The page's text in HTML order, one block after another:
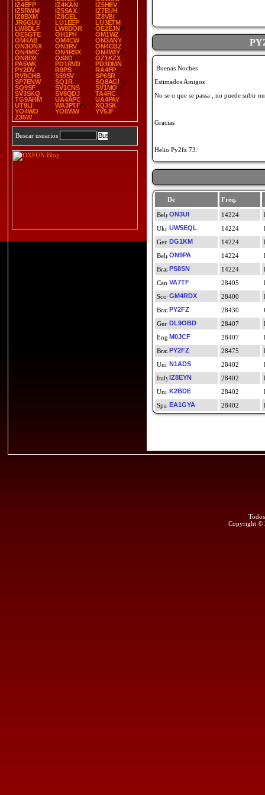
IZ4EFP
IZ4KAN
IZ5HEV
IZ5RWM
IZ5SAX
IZ7EUH
IZ8BXM
IZ8GEL
IZ8VBI
JR6GUU
LU1EEP
LU3ETM
LW8DLF
LW8DOR
OE2EJN
OE5GTE
OH1PH
OM1WZ
OM4AB
OM4CW
ON3ANY
ON3ONX
ON3RV
ON4CBZ
ON4MIC
ON4RSX
ON4WIY
ON8DX
OS8D
OZ1KZX
PA5WK
PD1RVD
PD3DMN
PY2DV
R9PS
RA4FP
RV9CHB
S59SV
SP6SR
SP7ENW
SQ1R
SQ8AGI
SQ9SF
SV1CNS
SV1MO
SV3SKQ
SV8QDJ
TA4RC
TG9AHM
UA4APC
UA4PAY
UT9LI
WA3PTF
XQ3SK
YO4WO
YO8WW
YV5JF
Z35W
Buscar usuarios
Buenas Noches
Estimados Amigos
No se o que se passa , no puede subir
Gracias
Helio Py2fz 73.
De Freq.
ON3UI
14224
UW5EQL
14224
DG1KM
14224
ON9PA
14224
PS8SN
14224
VA7TF
28405
GM4RDX
28400
PY2FZ
28430
DL9OBD
28407
M0JCF
28407
PY2FZ
28475
N1ADS
28402
IZ8EYN
28402
K2BDE
28402
EA1GYA
28402
Copyright ©